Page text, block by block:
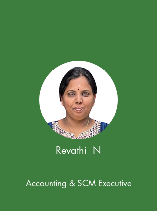
Revathi N
Accounting & SCM Executive